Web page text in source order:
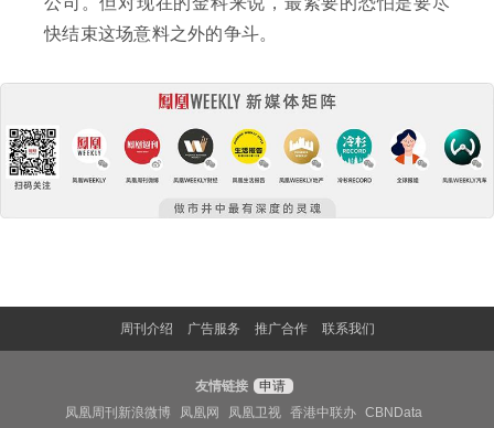
快结束这场意料之外的争斗。
周刊介绍 广告服务 推广合作 联系我们
友情链接 申请
凤凰周刊新浪微博
凤凰网 凤凰卫视 香港中联办 CBNData